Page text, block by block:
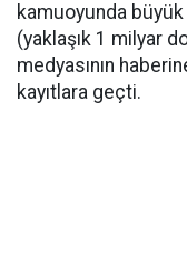
kamuoyunda büyük
(yaklaşık 1 milyar
medyasının
kayıtlara geçti.